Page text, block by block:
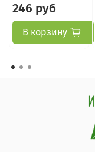
246 руб
В корзину